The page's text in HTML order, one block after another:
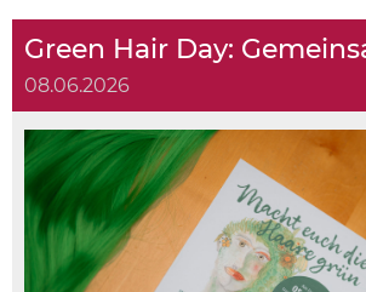
08.06.2026